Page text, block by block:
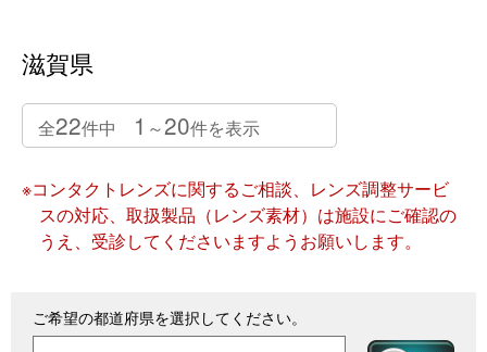
滋賀県
全22件中 1 ～20件を表示
※コンタクトレンズに関するご相談、レンズ調整サービ
スの対応、取扱製品（レンズ素材）は施設にご確認の
うえ、受診してくださいますようお願いします。
ご希望の都道府県を選択してください。